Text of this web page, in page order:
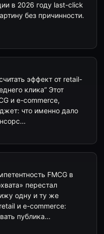
в 2026 году last-click
без причинности.
эффект от retail-
клика” Этот
и e-commerce,
что именно дало
FMCG в
перестал
одну и ту же
и e-commerce:
публика…